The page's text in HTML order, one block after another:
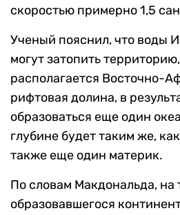
скоростью примерно 1,5
Ученый пояснил, что воды
могут затопить
располагается Восточно-
рифтовая долина, в
образоваться еще один
глубине будет таким же,
также еще один материк.
По словам Макдональда, на
образовавшегося